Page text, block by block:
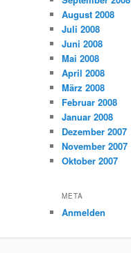
August 2008
Juli 2008
Juni 2008
Mai 2008
April 2008
März 2008
Februar 2008
Januar 2008
Dezember 2007
November 2007
Oktober 2007
META
Anmelden